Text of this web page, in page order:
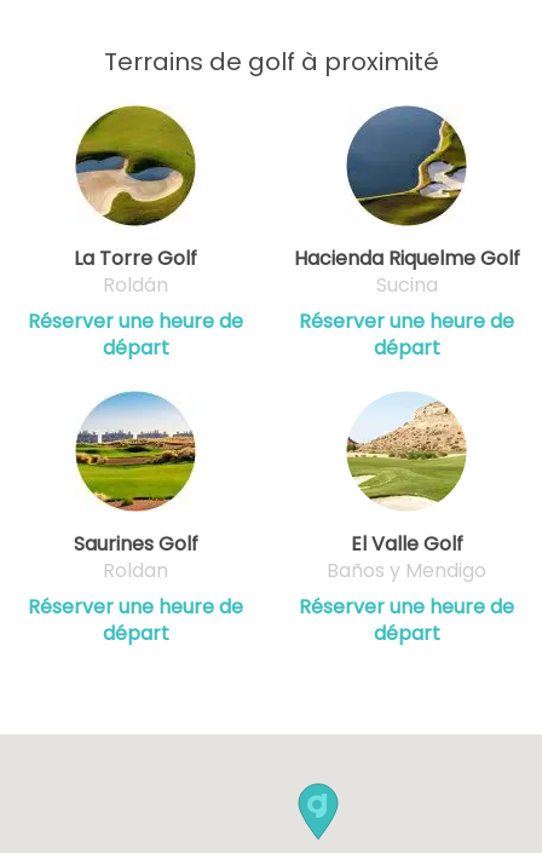
Terrains de golf à proximité
La Torre Golf
Roldán
Réserver une heure de
départ
Hacienda Riquelme Golf
Sucina
Réserver une heure de
départ
Saurines Golf
Roldan
Réserver une heure de
départ
El Valle Golf
Baños y Mendigo
Réserver une heure de
départ